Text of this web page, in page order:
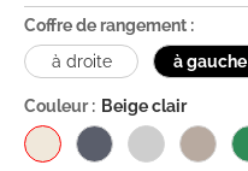
Coffre de rangement :
à droite
à gauche
Couleur : Beige clair